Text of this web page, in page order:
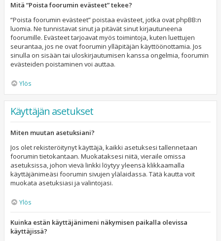
Mitä “Poista foorumin evästeet” tekee?
“Poista foorumin evästeet” poistaa evästeet, jotka ovat phpBB:n
luomia. Ne tunnistavat sinut ja pitävät sinut kirjautuneena
foorumille. Evästeet tarjoavat myös toimintoja, kuten luettujen
seurantaa, jos ne ovat foorumin ylläpitäjän käyttöönottamia. Jos
sinulla on sisään tai uloskirjautumisen kanssa ongelmia, foorumin
evästeiden poistaminen voi auttaa.
Ylös
Käyttäjän asetukset
Miten muutan asetuksiani?
Jos olet rekisteröitynyt käyttäjä, kaikki asetuksesi tallennetaan
foorumin tietokantaan. Muokataksesi niitä, vieraile omissa
asetuksissa, johon vievä linkki löytyy yleensä klikkaamalla
käyttäjänimeäsi foorumin sivujen ylälaidassa. Tätä kautta voit
muokata asetuksiasi ja valintojasi.
Ylös
Kuinka estän käyttäjänimeni näkymisen paikalla olevissa
käyttäjissä?